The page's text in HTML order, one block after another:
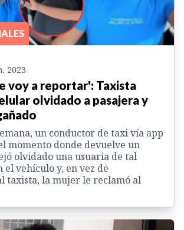
2023
voy a reportar': Taxista
olvidado a pasajera y
un conductor de taxi vía app
momento donde devuelve un
olvidado una usuaria de tal
vehículo y, en vez de
taxista, la mujer le reclamó al